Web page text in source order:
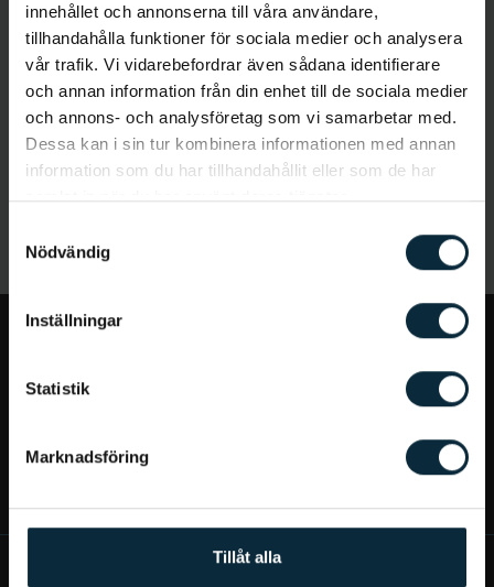
innehållet och annonserna till våra användare,
tillhandahålla funktioner för sociala medier och analysera
vår trafik. Vi vidarebefordrar även sådana identifierare
och annan information från din enhet till de sociala medier
och annons- och analysföretag som vi samarbetar med.
Dessa kan i sin tur kombinera informationen med annan
information som du har tillhandahållit eller som de har
samlat in när du har använt deras tjänster.
Nödvändig
Inställningar
Statistik
Marknadsföring
Tillåt alla